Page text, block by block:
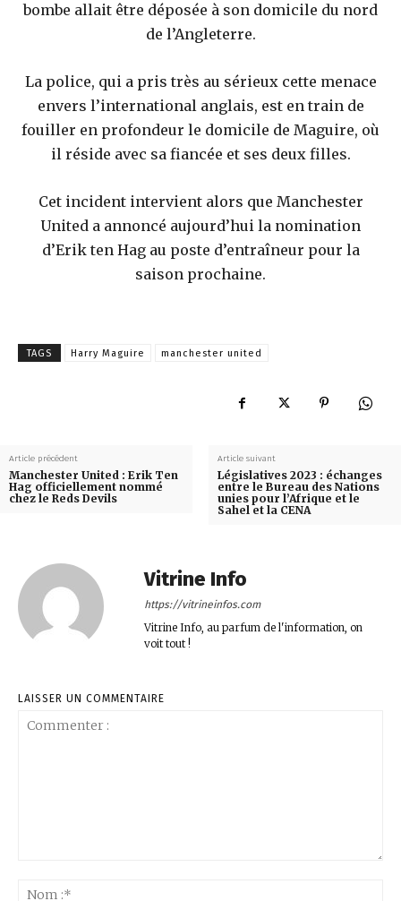
bombe allait être déposée à son domicile du nord
de l’Angleterre.
La police, qui a pris très au sérieux cette menace
envers l’international anglais, est en train de
fouiller en profondeur le domicile de Maguire, où
il réside avec sa fiancée et ses deux filles.
Cet incident intervient alors que Manchester
United a annoncé aujourd’hui la nomination
d’Erik ten Hag au poste d’entraîneur pour la
saison prochaine.
TAGS Harry Maguire manchester united
Article précédent
Manchester United : Erik Ten
Hag officiellement nommé
chez le Reds Devils
Article suivant
Législatives 2023 : échanges
entre le Bureau des Nations
unies pour l’Afrique et le
Sahel et la CENA
Vitrine Info
https://vitrineinfos.com
Vitrine Info, au parfum de l'information, on
voit tout !
LAISSER UN COMMENTAIRE